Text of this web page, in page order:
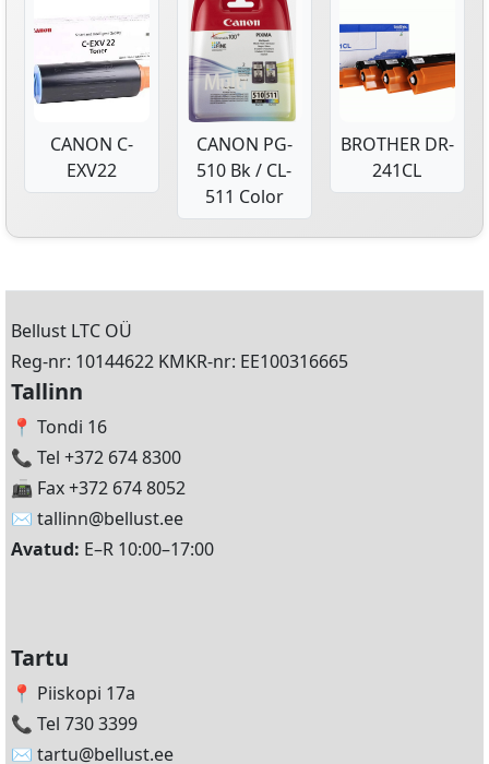
CANON C-
EXV22
CANON PG-
510 Bk / CL-
511 Color
BROTHER DR-
241CL
Bellust LTC OÜ
Reg-nr: 10144622 KMKR-nr: EE100316665
Tallinn
📍 Tondi 16
📞 Tel +372 674 8300
📠 Fax +372 674 8052
✉️ tallinn@bellust.ee
Avatud: E–R 10:00–17:00
Tartu
📍 Piiskopi 17a
📞 Tel 730 3399
✉️ tartu@bellust.ee